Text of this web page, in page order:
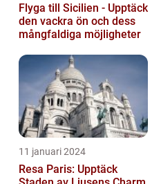
Flyga till Sicilien - Upptäck
den vackra ön och dess
mångfaldiga möjligheter
11 januari 2024
Resa Paris: Upptäck